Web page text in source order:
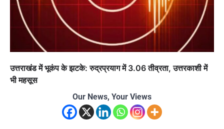
उत्तराखंड में भूकंप के झटके: रुद्रप्रयाग में 3.06 तीव्रता, उत्तरकाशी में
भी महसूस
Our News, Your Views